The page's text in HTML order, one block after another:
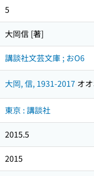
5
大岡信 [著]
講談社文芸文庫 ; おO6
大岡, 信, 1931-2017 オ
東京 : 講談社
2015.5
2015